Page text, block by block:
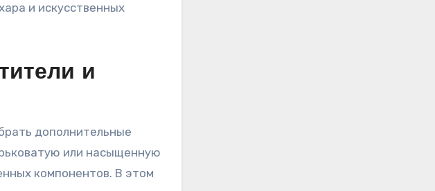
и искусственных
и
дополнительные
или насыщенную
компонентов. В этом